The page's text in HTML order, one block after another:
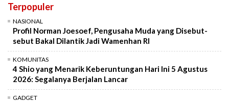
Terpopuler
NASIONAL
Profil Norman Joesoef, Pengusaha Muda yang Disebut-
sebut Bakal Dilantik Jadi Wamenhan RI
KOMUNITAS
4 Shio yang Menarik Keberuntungan Hari Ini 5 Agustus
2026: Segalanya Berjalan Lancar
GADGET